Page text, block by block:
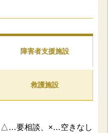
障害者支援施設
救護施設
△…要相談、×…空きなし